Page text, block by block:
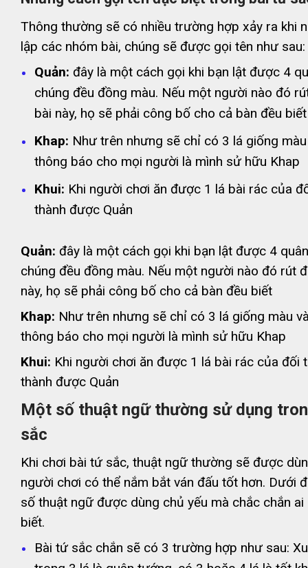
Thông thường sẽ có nhiều trường hợp xảy ra khi
lập các nhóm bài, chúng sẽ được gọi tên như sau:
Quản: đây là một cách gọi khi bạn lật được 4
chúng đều đồng màu. Nếu một người nào đó
bài này, họ sẽ phải công bố cho cả bàn đều biết
Khap: Như trên nhưng sẽ chỉ có 3 lá giống
thông báo cho mọi người là mình sử hữu Khap
Khui: Khi người chơi ăn được 1 lá bài rác của
thành được Quản
Quản: đây là một cách gọi khi bạn lật được 4
chúng đều đồng màu. Nếu một người nào đó rút
này, họ sẽ phải công bố cho cả bàn đều biết
Khap: Như trên nhưng sẽ chỉ có 3 lá giống màu
thông báo cho mọi người là mình sử hữu Khap
Khui: Khi người chơi ăn được 1 lá bài rác của đối
thành được Quản
Một số thuật ngữ thường sử dụng
sắc
Khi chơi bài tứ sắc, thuật ngữ thường sẽ được
người chơi có thể nắm bắt ván đấu tốt hơn. Dưới
số thuật ngữ được dùng chủ yếu mà chắc chắn ai
biết.
Bài tứ sắc chắn sẽ có 3 trường hợp như sau: